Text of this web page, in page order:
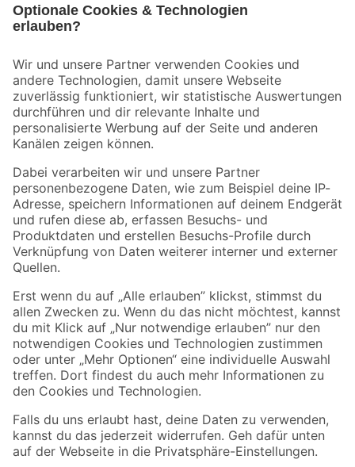
Der toom Newsletter: Keine Angebote und Aktionen mehr verpassen!
Zur Newsletter Anmeldung
Folge uns
Zahlungsarten Versandarten
Sicher einkaufen
Jetzt die toom-App herunterladen
Alle Preisangaben in EUR inkl. gesetzl. MwSt.. Die dargestellten Angebote sind unter
Umständen nicht in allen Märkten verfügbar. Die angegebenen Verfügbarkeiten beziehen